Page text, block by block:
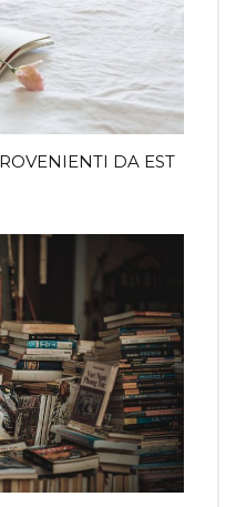
DA EST